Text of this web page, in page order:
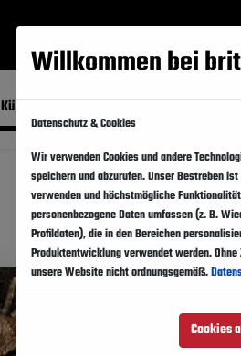
Festivals
Künstler Länder
Willkommen bei
Datenschutz & Cookies
Wir verwenden Cookies und andere
speichern und abzurufen. Unser Bestreben
verwenden und höchstmögliche
personenbezogene Daten umfassen (z. B.
Profildaten), die in den Bereichen
Produktentwicklung verwendet werden.
unsere Website nicht ordnungsgemäß.
Cookies